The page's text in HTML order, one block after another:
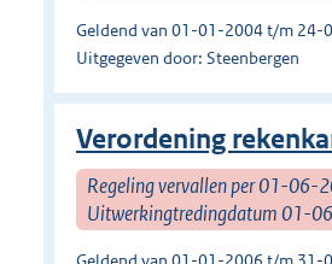
Geldend van 01-01-2004 t/m 24-
Uitgegeven door: Steenbergen
Verordening
Regeling vervallen per 01-06-
Uitwerkingtredingdatum 01-